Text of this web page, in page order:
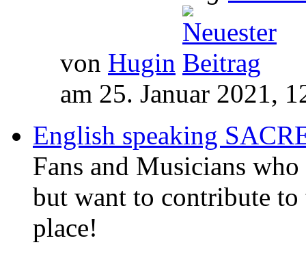
von Hugin
am 25. Januar 2021,
English speaking
Fans and Musicians
but want to contribute to
place!